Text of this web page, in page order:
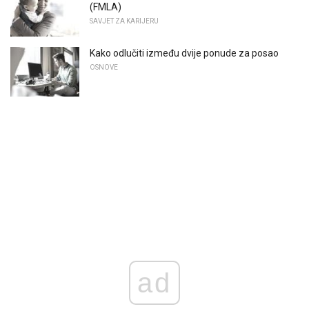
(FMLA)
SAVJET ZA KARIJERU
Kako odlučiti između dvije ponude za posao
OSNOVE
ad